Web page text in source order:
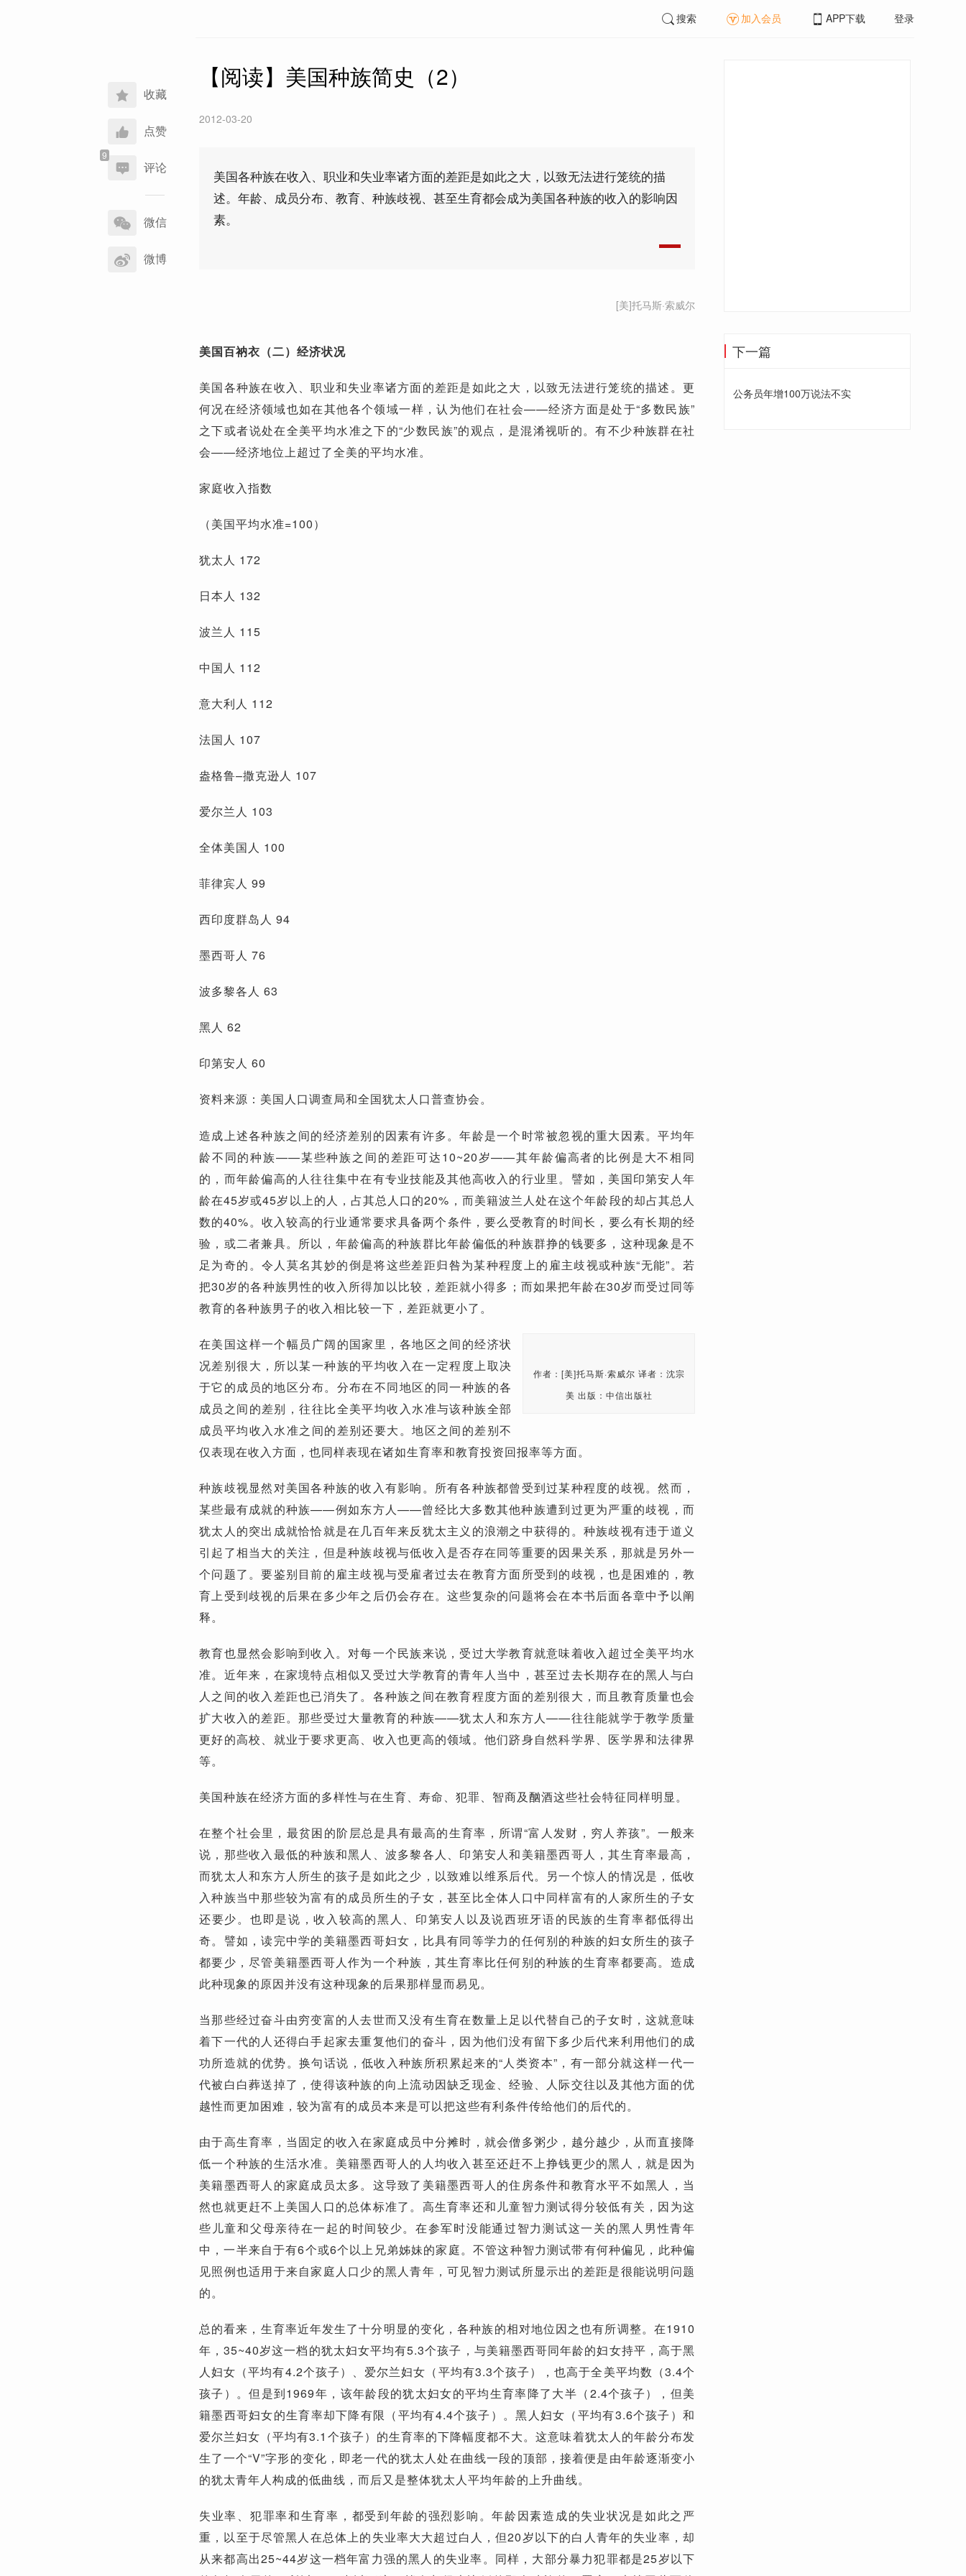
收藏
点赞
评论
享
到
微信
微博
搜索 加入会员 APP下载 登录
【阅读】美国种族简史（2）
2012-03-20
美国各种族在收入、职业和失业率诸方面的差距是如此之大，以致无法进行笼统的描
述。年龄、成员分布、教育、种族歧视、甚至生育都会成为美国各种族的收入的影响因
素。
[美]托马斯·索威尔
美国百衲衣（二） 经济状况
美国各种族在收入、职业和失业率诸方面的差距是如此之大，以致无法进行笼统的描述。更
何况在经济领域也如在其他各个领域一样，认为他们在社会——经济方面是处于“多数民族”
之下或者说处在全美平均水准之下的“少数民族”的观点，是混淆视听的。有不少种族群在社
会——经济地位上超过了全美的平均水准。
家庭收入指数
（美国平均水准=100）
犹太人 172
日本人 132
波兰人 115
中国人 112
意大利人 112
法国人 107
盎格鲁–撒克逊人 107
爱尔兰人 103
全体美国人 100
菲律宾人 99
西印度群岛人 94
墨西哥人 76
波多黎各人 63
黑人 62
印第安人 60
资料来源：美国人口调查局和全国犹太人口普查协会。
造成上述各种族之间的经济差别的因素有许多。年龄是一个时常被忽视的重大因素。平均年
龄不同的种族——某些种族之间的差距可达10~20岁——其年龄偏高者的比例是大不相同
的，而年龄偏高的人往往集中在有专业技能及其他高收入的行业里。譬如，美国印第安人年
龄在45岁或45岁以上的人，占其总人口的20%，而美籍波兰人处在这个年龄段的却占其总人
数的40%。收入较高的行业通常要求具备两个条件，要么受教育的时间长，要么有长期的经
验，或二者兼具。所以，年龄偏高的种族群比年龄偏低的种族群挣的钱要多，这种现象是不
足为奇的。令人莫名其妙的倒是将这些差距归咎为某种程度上的雇主歧视或种族“无能”。若
把30岁的各种族男性的收入所得加以比较，差距就小得多；而如果把年龄在30岁而受过同等
教育的各种族男子的收入相比较一下，差距就更小了。
作者：[美]托马斯·索威尔 译者：沈宗
美 出版：中信出版社
在美国这样一个幅员广阔的国家里，各地区之间的经济状
况差别很大，所以某一种族的平均收入在一定程度上取决
于它的成员的地区分布。分布在不同地区的同一种族的各
成员之间的差别，往往比全美平均收入水准与该种族全部
成员平均收入水准之间的差别还要大。地区之间的差别不
仅表现在收入方面，也同样表现在诸如生育率和教育投资回报率等方面。
种族歧视显然对美国各种族的收入有影响。所有各种族都曾受到过某种程度的歧视。然而，
某些最有成就的种族——例如东方人——曾经比大多数其他种族遭到过更为严重的歧视，而
犹太人的突出成就恰恰就是在几百年来反犹太主义的浪潮之中获得的。种族歧视有违于道义
引起了相当大的关注，但是种族歧视与低收入是否存在同等重要的因果关系，那就是另外一
个问题了。要鉴别目前的雇主歧视与受雇者过去在教育方面所受到的歧视，也是困难的，教
育上受到歧视的后果在多少年之后仍会存在。这些复杂的问题将会在本书后面各章中予以阐
释。
教育也显然会影响到收入。对每一个民族来说，受过大学教育就意味着收入超过全美平均水
准。近年来，在家境特点相似又受过大学教育的青年人当中，甚至过去长期存在的黑人与白
人之间的收入差距也已消失了。各种族之间在教育程度方面的差别很大，而且教育质量也会
扩大收入的差距。那些受过大量教育的种族——犹太人和东方人——往往能就学于教学质量
更好的高校、就业于要求更高、收入也更高的领域。他们跻身自然科学界、医学界和法律界
等。
美国种族在经济方面的多样性与在生育、寿命、犯罪、智商及酗酒这些社会特征同样明显。
在整个社会里，最贫困的阶层总是具有最高的生育率，所谓“富人发财，穷人养孩”。一般来
说，那些收入最低的种族和黑人、波多黎各人、印第安人和美籍墨西哥人，其生育率最高，
而犹太人和东方人所生的孩子是如此之少，以致难以维系后代。另一个惊人的情况是，低收
入种族当中那些较为富有的成员所生的子女，甚至比全体人口中同样富有的人家所生的子女
还要少。也即是说，收入较高的黑人、印第安人以及说西班牙语的民族的生育率都低得出
奇。譬如，读完中学的美籍墨西哥妇女，比具有同等学力的任何别的种族的妇女所生的孩子
都要少，尽管美籍墨西哥人作为一个种族，其生育率比任何别的种族的生育率都要高。造成
此种现象的原因并没有这种现象的后果那样显而易见。
当那些经过奋斗由穷变富的人去世而又没有生育在数量上足以代替自己的子女时，这就意味
着下一代的人还得白手起家去重复他们的奋斗，因为他们没有留下多少后代来利用他们的成
功所造就的优势。换句话说，低收入种族所积累起来的“人类资本”，有一部分就这样一代一
代被白白葬送掉了，使得该种族的向上流动因缺乏现金、经验、人际交往以及其他方面的优
越性而更加困难，较为富有的成员本来是可以把这些有利条件传给他们的后代的。
由于高生育率，当固定的收入在家庭成员中分摊时，就会僧多粥少，越分越少，从而直接降
低一个种族的生活水准。美籍墨西哥人的人均收入甚至还赶不上挣钱更少的黑人，就是因为
美籍墨西哥人的家庭成员太多。这导致了美籍墨西哥人的住房条件和教育水平不如黑人，当
然也就更赶不上美国人口的总体标准了。高生育率还和儿童智力测试得分较低有关，因为这
些儿童和父母亲待在一起的时间较少。在参军时没能通过智力测试这一关的黑人男性青年
中，一半来自于有6个或6个以上兄弟姊妹的家庭。不管这种智力测试带有何种偏见，此种偏
见照例也适用于来自家庭人口少的黑人青年，可见智力测试所显示出的差距是很能说明问题
的。
总的看来，生育率近年发生了十分明显的变化，各种族的相对地位因之也有所调整。在1910
年，35~40岁这一档的犹太妇女平均有5.3个孩子，与美籍墨西哥同年龄的妇女持平，高于黑
人妇女（平均有4.2个孩子）、爱尔兰妇女（平均有3.3个孩子），也高于全美平均数（3.4个
孩子）。但是到1969年，该年龄段的犹太妇女的平均生育率降了大半（2.4个孩子），但美
籍墨西哥妇女的生育率却下降有限（平均有4.4个孩子）。黑人妇女（平均有3.6个孩子）和
爱尔兰妇女（平均有3.1个孩子）的生育率的下降幅度都不大。这意味着犹太人的年龄分布发
生了一个“V”字形的变化，即老一代的犹太人处在曲线一段的顶部，接着便是由年龄逐渐变小
的犹太青年人构成的低曲线，而后又是整体犹太人平均年龄的上升曲线。
失业率、犯罪率和生育率，都受到年龄的强烈影响。年龄因素造成的失业状况是如此之严
重，以至于尽管黑人在总体上的失业率大大超过白人，但20岁以下的白人青年的失业率，却
从来都高出25~44岁这一档年富力强的黑人的失业率。同样，大部分暴力犯罪都是25岁以下
下一篇
公务员年增100万说法不实